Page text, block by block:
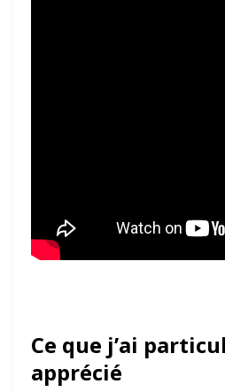
Ce que j’ai
apprécié